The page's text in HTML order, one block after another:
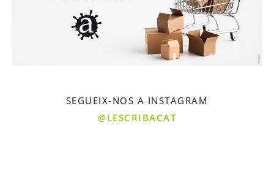
SEGUEIX-NOS A INSTAGRAM
@LESCRIBACAT